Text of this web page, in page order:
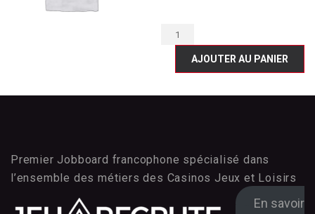
AJOUTER AU PANIER
Premier Jobboard francophone spécialisé dans
l’ensemble des métiers des Casinos Jeux et Loisirs
En savoir